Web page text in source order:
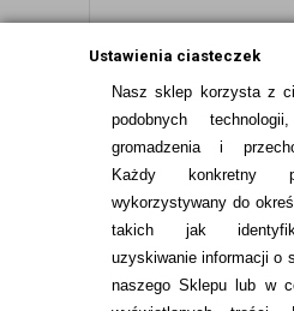
Ustawienia ciasteczek
Nasz sklep korzysta z
podobnych
gromadzenia i
Każdy
wykorzystywany do
takich jak
uzyskiwanie informacji o
naszego Sklepu lub w
DAY 30
49,99pln